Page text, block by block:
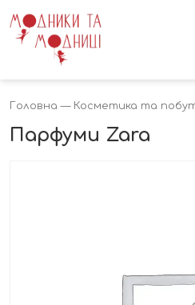
Головна — Косметика та
Парфуми Zara